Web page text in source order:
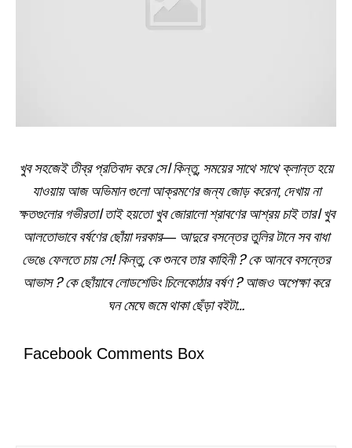
খুব সহজেই তীব্র প্রতিবাদ করে সে। কিন্তু, সময়ের সাথে সাথে ক্লান্ত হয়ে
যাওয়ায় আজ অভিমান গুলো আক্রমণের জন্য জোড় করেনা, দেখায় না
ক্ষতগুলোর গভীরতা। তাই হয়তো খুব জোরালো শ্রাবণের আশ্রয় চাই তার। খুব
আলতোভাবে বর্ষণের ছোঁয়া দরকার― আদুরে বসন্তের তুলির টানে সব বাধা
ভেঙে ফেলতে চায় সে! কিন্তু, কে শুনবে তার কাহিনী ? কে আনবে বসন্তের
আভাস ? কে ছোঁয়াবে লোডশেডিং চিলেকোঠার বর্ষণ ? আজও অপেক্ষা করে
ঘন মেঘে জমে থাকা ছেঁড়া বইটা…
Facebook Comments Box